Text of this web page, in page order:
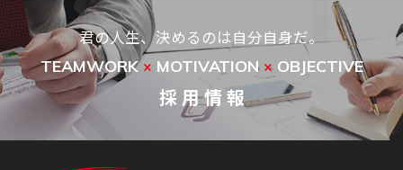
君の人生、決めるのは自分自身だ。
TEAMWORK× MOTIVATION ×OBJECTIVE
採 用 情 報